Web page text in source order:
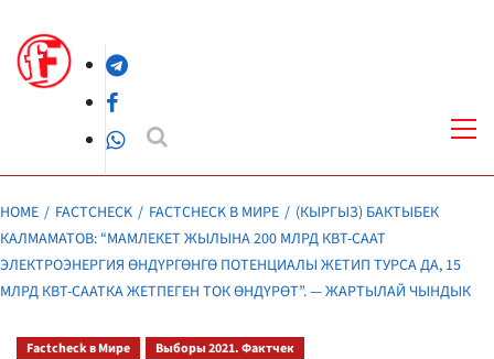
content
Telegram
Facebook
WhatsApp
HOME FACTCHECK FACTCHECK В МИРЕ
(КЫРГЫЗ) БАКТЫБЕК
КАЛМАМАТОВ: “МАМЛЕКЕТ ЖЫЛЫНА 200 МЛРД КВТ-СААТ
ЭЛЕКТРОЭНЕРГИЯ ӨНДҮРГӨНГӨ ПОТЕНЦИАЛЫ ЖЕТИП ТУРСА ДА, 15
МЛРД КВТ-СААТКА ЖЕТПЕГЕН ТОК ӨНДҮРӨТ”. — ЖАРТЫЛАЙ ЧЫНДЫК
Factcheck в Мире Выборы 2021. Фактчек